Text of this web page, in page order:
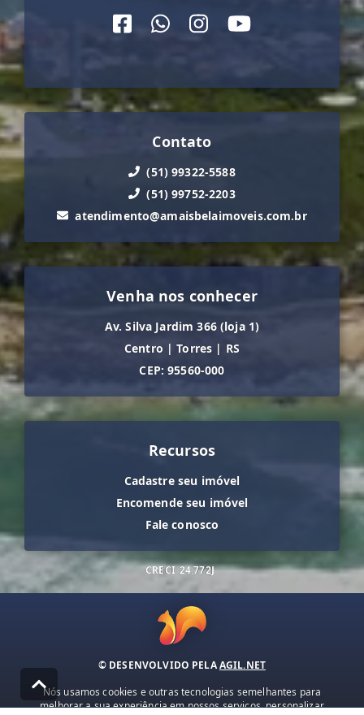
Contato
(51) 99322-5588
(51) 99752-2203
atendimento@amaisbelaimoveis.com.br
Venha nos conhecer
Av. Silva Jardim 366 (loja 1)
Centro | Torres | RS
CEP: 95560-000
Recursos
Cadastre seu imóvel
Encomende seu imóvel
Fale conosco
CRECI 24.772J
© DESENVOLVIDO PELAAGIL.NET
Nós usamos cookies e outras tecnologias semelhantes para
melhorar a sua experiência em nossos serviços, personalizar